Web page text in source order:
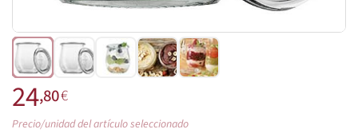
24,80€
Precio/unidad del artículo seleccionado